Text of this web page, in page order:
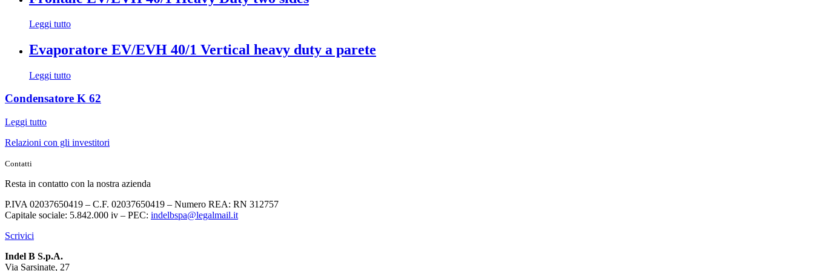
Leggi tutto
Evaporatore EV/EVH 40/1 Vertical heavy duty a parete
Leggi tutto
Condensatore K 62
Leggi tutto
Relazioni con gli investitori
Contatti
Resta in contatto con la nostra azienda
P.IVA 02037650419 – C.F. 02037650419 – Numero REA: RN 312757
Capitale sociale: 5.842.000 iv – PEC: indelbspa@legalmail.it
Scrivici
Indel B S.p.A.
Via Sarsinate, 27